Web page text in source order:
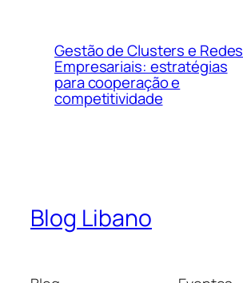
Gestão de Clusters e Redes
Empresariais: estratégias
para cooperação e
competitividade
Blog Libano